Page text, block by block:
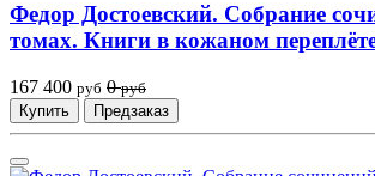
Федор Достоевский. Собрание
томах. Книги в кожаном
167 400 руб 0 руб
Купить
Предзаказ